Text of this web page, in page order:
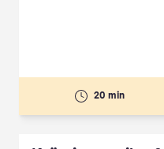
20 min